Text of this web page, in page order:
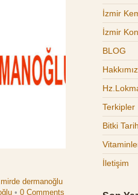
dermanoğlu
•0 Comments
İzmir
İzmir
BLOG
Terkipler
Bitki
İletişim